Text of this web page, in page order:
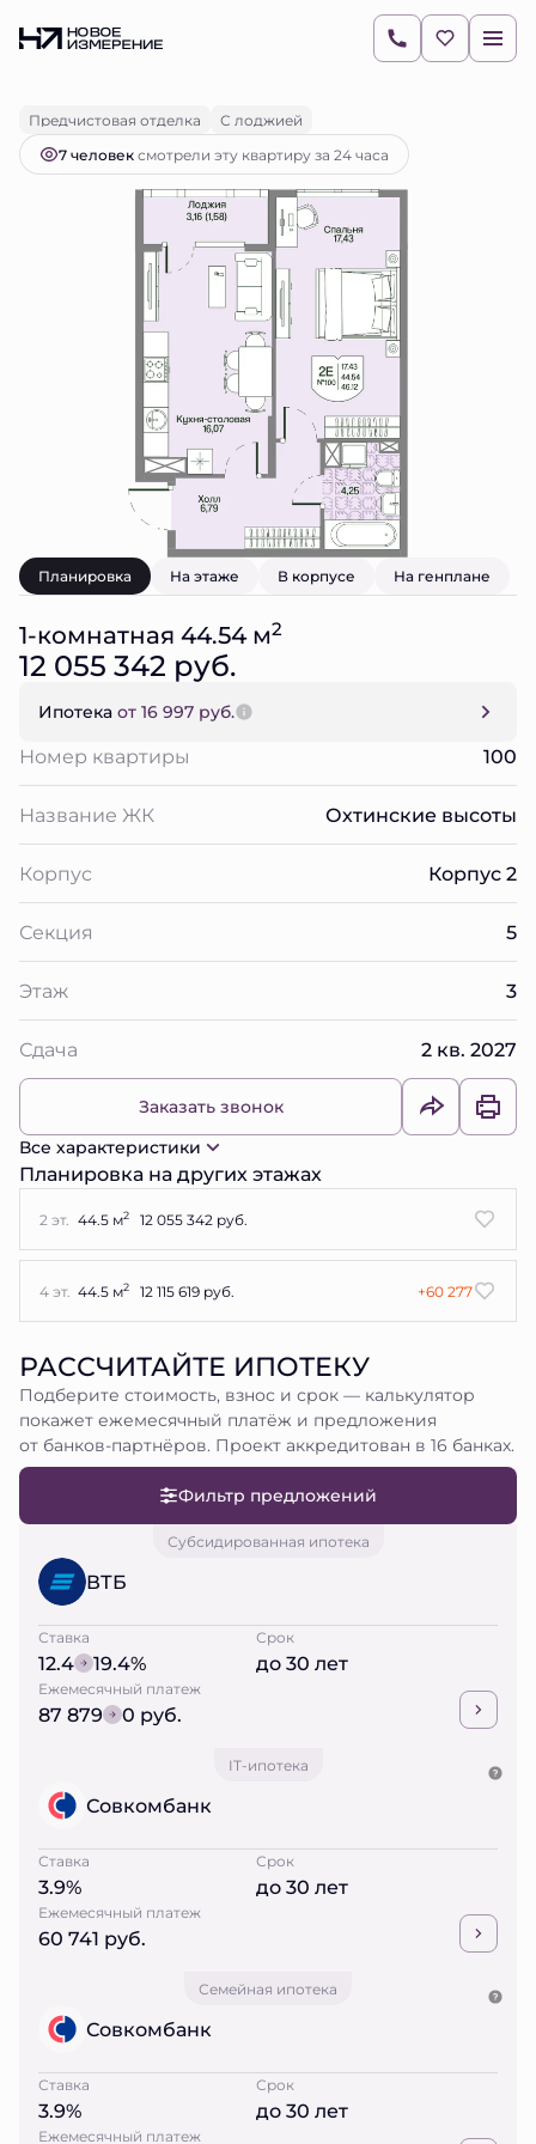
1-комнатная 12 055 342 руб.
Ипотекаот 16 997 руб.
Предчистовая отделка
С лоджией
7 человексмотрели эту квартиру за 24 часа
Планировка На этаже В корпусе На генплане
1-комнатная 44.54 м2
12 055 342 руб.
Ипотека от 16 997 руб.
Номер квартиры 100
Название ЖК Охтинские высоты
Корпус Корпус 2
Секция 5
Этаж 3
Сдача 2 кв. 2027
Заказать звонок
Все характеристики
Планировка на других этажах
2 эт. 44.5 м2 12 055 342 руб.
4 эт. 44.5 м2 12 115 619 руб. +60 277
РАССЧИТАЙТЕ ИПОТЕКУ
Подберите стоимость, взнос и срок — калькулятор
покажет ежемесячный платёж и предложения
от банков-партнёров. Проект аккредитован в 16 банках.
Фильтр предложений
Субсидированная ипотека
ВТБ
Ставка
12.4 19.4%
Срок
до 30 лет
Ежемесячный платеж
87 879 0 руб.
IT-ипотека
Совкомбанк
Ставка
3.9%
Срок
до 30 лет
Ежемесячный платеж
60 741 руб.
Семейная ипотека
Совкомбанк
Ставка
3.9%
Срок
до 30 лет
Ежемесячный платеж